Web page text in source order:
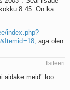
8:45. On ka
index.php?
aga olen
Tsiteeri
aidake meid" loo